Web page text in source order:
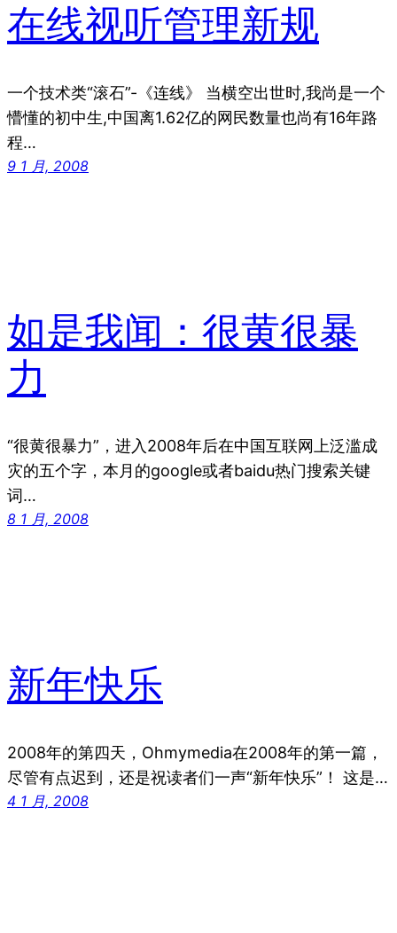
在线视听管理新规
一个技术类“滚石”-《连线》 当横空出世时,我尚是一个
懵懂的初中生,中国离1.62亿的网民数量也尚有16年路
程…
9 1 月, 2008
如是我闻：很黄很暴
力
“很黄很暴力”，进入2008年后在中国互联网上泛滥成
灾的五个字，本月的google或者baidu热门搜索关键
词…
8 1 月, 2008
新年快乐
2008年的第四天，Ohmymedia在2008年的第一篇，
尽管有点迟到，还是祝读者们一声“新年快乐”！ 这是…
4 1 月, 2008